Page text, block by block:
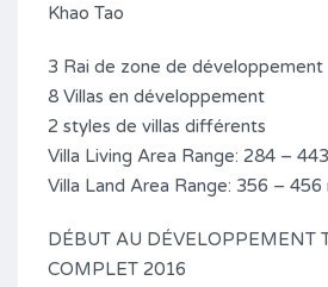
Khao Tao
3 Rai de zone de développement
8 Villas en développement
2 styles de villas différents
Villa Living Area Range: 284 –
Villa Land Area Range: 356 – 456
DÉBUT AU DÉVELOPPEMENT
COMPLET 2016